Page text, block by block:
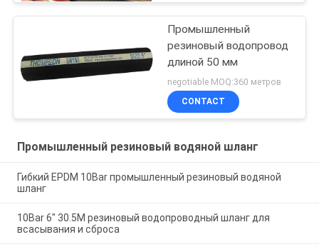
Промышленный
резиновый водопровод
длиной 50 мм
negotiable MOQ:360 метров
CONTACT
Промышленный резиновый водяной шланг
Гибкий EPDM 10Bar промышленный резиновый водяной
шланг
10Bar 6" 30.5M резиновый водопроводный шланг для
всасывания и сброса